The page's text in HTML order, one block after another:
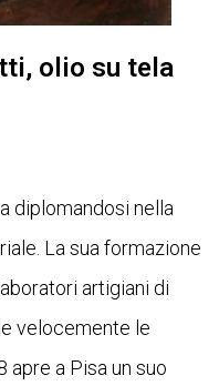
olio su tela
diplomandosi nella
La sua formazione
artigiani di
velocemente le
apre a Pisa un suo